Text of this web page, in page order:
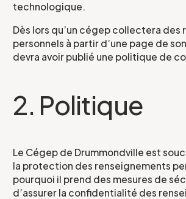
technologique.
Dès lors qu’un cégep collectera des
personnels à partir d’une page de
devra avoir publié une politique de
2. Politique
Le Cégep de Drummondville est
la protection des renseignements
pourquoi il prend des mesures de
d’assurer la confidentialité des